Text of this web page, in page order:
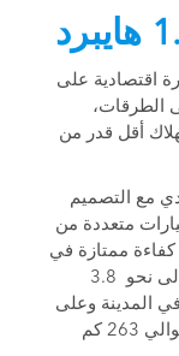
اقتصادية على
الطرقات،
أقل قدر من
مع التصميم
متعددة من
كفاءة ممتازة في
استهلاك الوقود. يمكن أن تقطع مسافة تصل إلى نحو 3.8
القيادة في المدينة وعلى
الطريق السريع. هذا يعني أنها تستطيع قطع حوالي 263 كم